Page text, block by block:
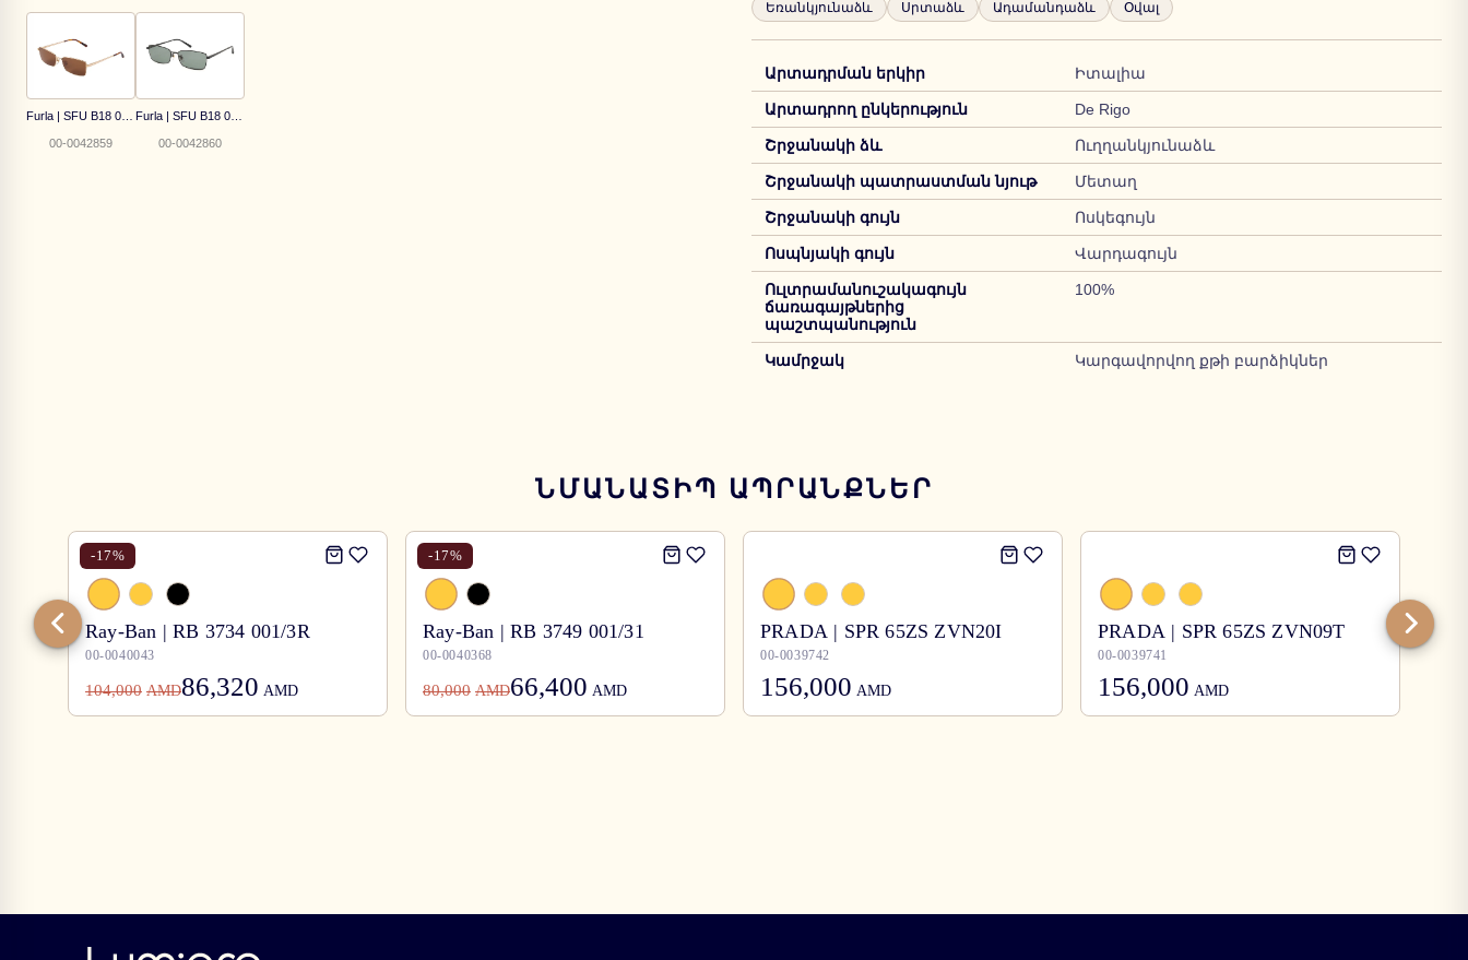
00-0042859 00-0042860
Եռանկյունաձև Սրտաձև Ադամանդաձև Օվալ
Արտադրման երկիր Իտալիա
Արտադրող ընկերություն De Rigo
Շրջանակի ձև Ուղղանկյունաձև
Շրջանակի պատրաստման նյութ Մետաղ
Շրջանակի գույն Ոսկեգույն
Ոսպնյակի գույն Վարդագույն
Ուլտրամանուշակագույն
ճառագայթներից
պաշտպանություն
100%
Կամրջակ Կարգավորվող քթի բարձիկներ
ՆՄԱՆԱՏԻՊ ԱՊՐԱՆՔՆԵՐ
-17%
Ray-Ban | RB 3734 001/3R
00-0040043
104,000 AMD86,320 AMD
-17%
Ray-Ban | RB 3749 001/31
00-0040368
80,000 AMD66,400 AMD
PRADA | SPR 65ZS ZVN20I
00-0039742
156,000 AMD
PRADA | SPR 65ZS ZVN09T
00-0039741
156,000 AMD